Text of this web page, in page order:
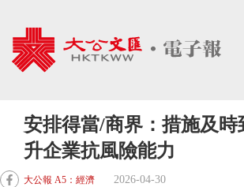
安排得當/商界：措施及
升企業抗風險能力
大公報 A5：經濟 2026-04-30